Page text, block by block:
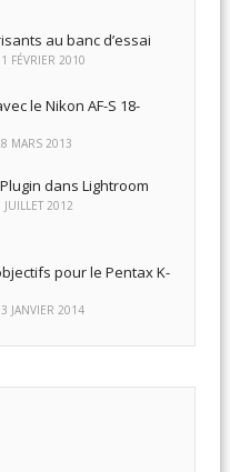
au banc d’essai
FÉVRIER 2010
le Nikon AF-S 18-
MARS 2013
dans Lightroom
JUILLET 2012
pour le Pentax K-
JANVIER 2014